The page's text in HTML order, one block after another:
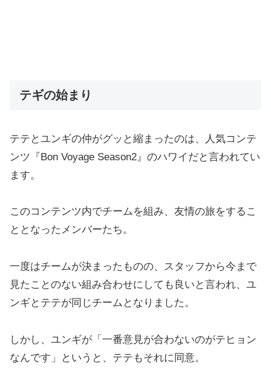
テギの始まり
テテとユンギの仲がグッと縮まったのは、人気コンテ
ンツ『Bon Voyage Season2』のハワイだと言われてい
ます。
このコンテンツ内でチームを組み、友情の旅をするこ
ととなったメンバーたち。
一度はチームが決まったものの、スタッフから今まで
見たことのない組み合わせにしても良いと言われ、ユ
ンギとテテが同じチームとなりました。
しかし、ユンギが「一番意見が合わないのがテヒョン
なんです」というと、テテもそれに同意。